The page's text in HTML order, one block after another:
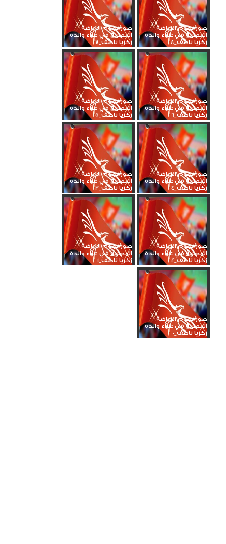
صور نجوم الرياضة
المصرية في عزاء والدة
زكريا ناصف_8
صور نجوم الرياضة
المصرية في عزاء والدة
زكريا ناصف_7
صور نجوم الرياضة
المصرية في عزاء والدة
زكريا ناصف_6
صور نجوم الرياضة
المصرية في عزاء والدة
زكريا ناصف_5
صور نجوم الرياضة
المصرية في عزاء والدة
زكريا ناصف_4
صور نجوم الرياضة
المصرية في عزاء والدة
زكريا ناصف_3
صور نجوم الرياضة
المصرية في عزاء والدة
زكريا ناصف_2
صور نجوم الرياضة
المصرية في عزاء والدة
زكريا ناصف_1
صور نجوم الرياضة
المصرية في عزاء والدة
زكريا ناصف_0